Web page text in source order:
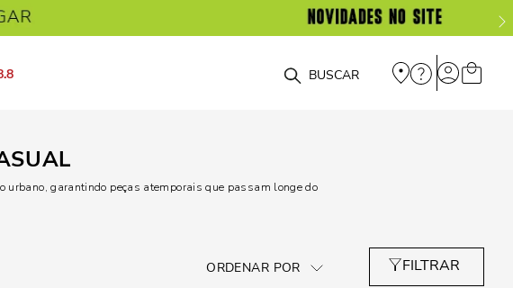
O que você está procurando?
urbano, garantindo peças atemporais que passam longe do